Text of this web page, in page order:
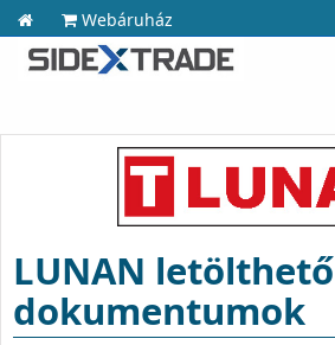
Webáruház
LUNAN letölthető
dokumentumok